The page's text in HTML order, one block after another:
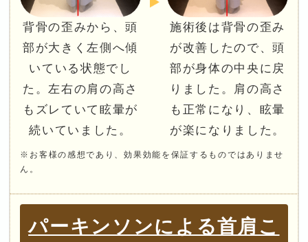
背骨の歪みから、頭
部が大きく左側へ傾
いている状態でし
た。左右の肩の高さ
もズレていて眩暈が
続いていました。
施術後は背骨の歪み
が改善したので、頭
部が身体の中央に戻
りました。肩の高さ
も正常になり、眩暈
が楽になりました。
※お客様の感想であり、効果効能を保証するものではありませ
ん。
パーキンソンによる首肩こ